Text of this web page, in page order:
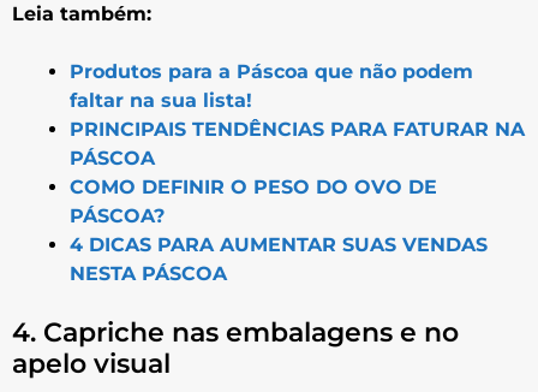
Leia também:
Produtos para a Páscoa que não podem
faltar na sua lista!
PRINCIPAIS TENDÊNCIAS PARA FATURAR NA
PÁSCOA
COMO DEFINIR O PESO DO OVO DE
PÁSCOA?
4 DICAS PARA AUMENTAR SUAS VENDAS
NESTA PÁSCOA
4. Capriche nas embalagens e no
apelo visual